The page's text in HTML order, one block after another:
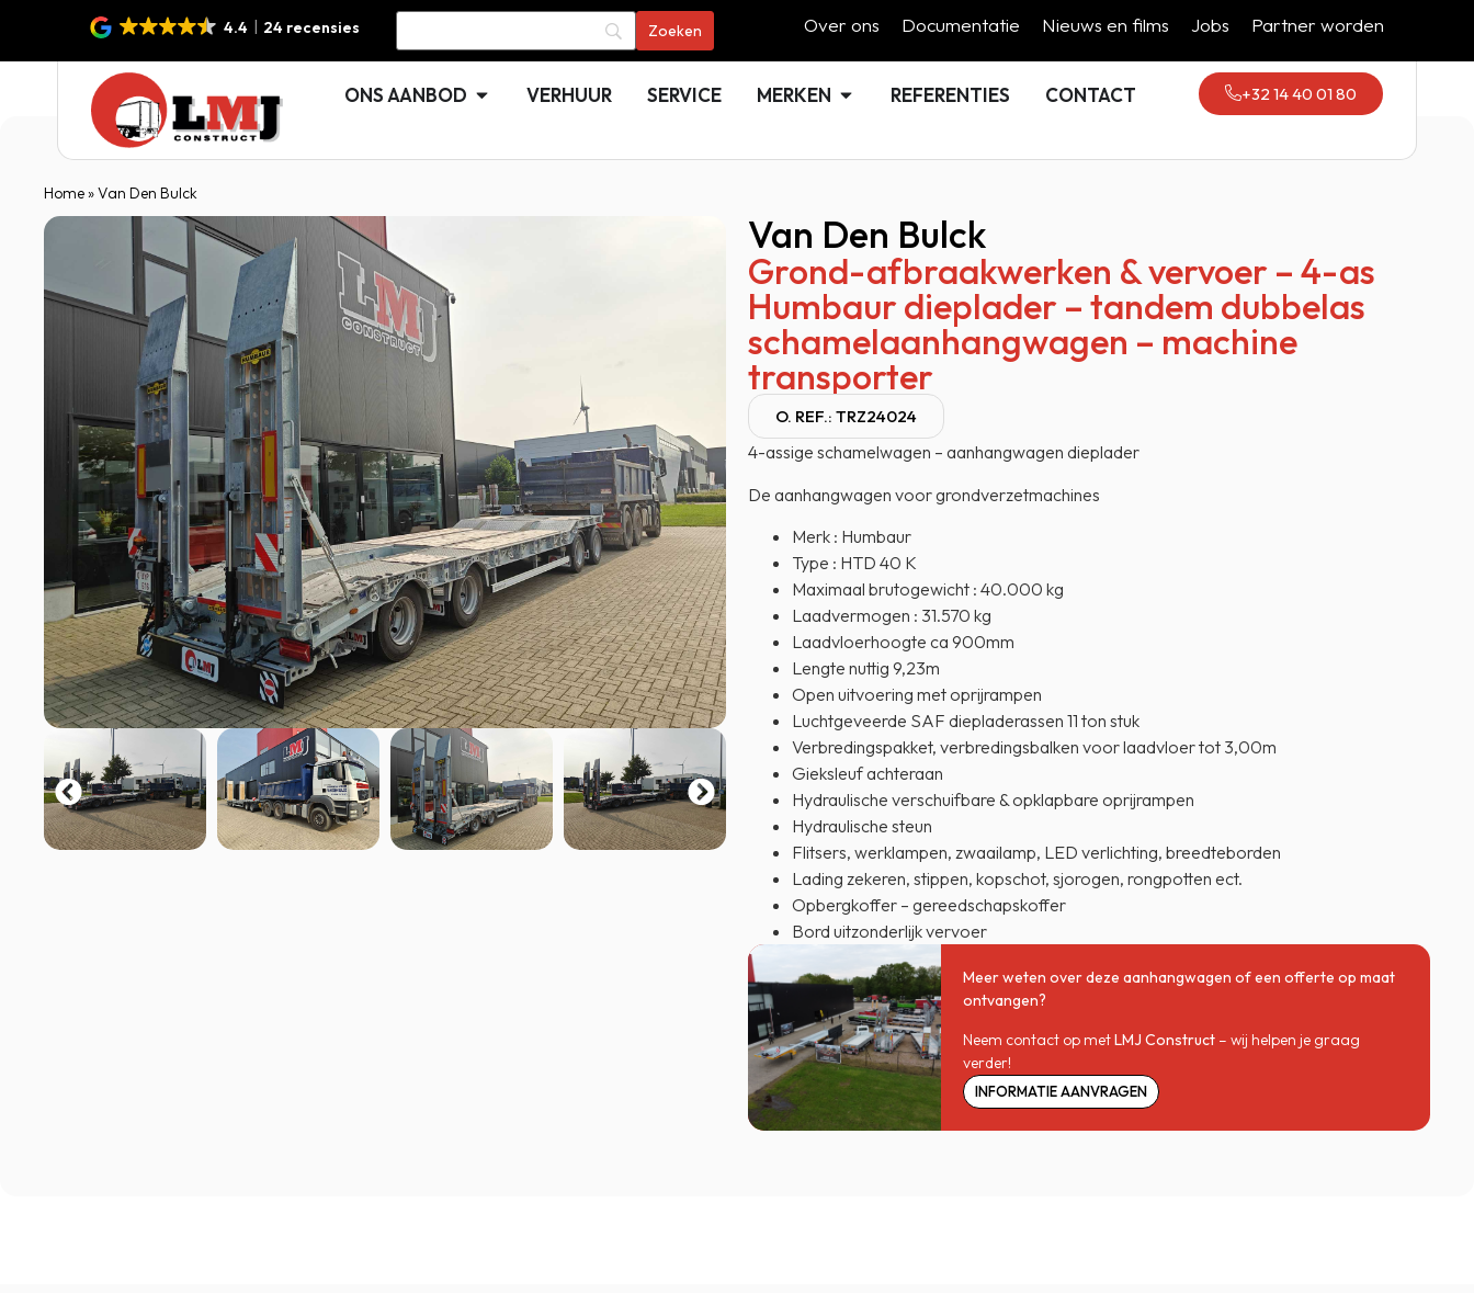
4.4 24 recensies Over ons Documentatie Nieuws en films Jobs Partner worden
ONS AANBOD VERHUUR SERVICE MERKEN REFERENTIES CONTACT +32 14 40 01 80
Home»Van Den Bulck
Van Den Bulck
Grond-afbraakwerken & vervoer – 4-as
Humbaur dieplader – tandem dubbelas
schamelaanhangwagen – machine
transporter
O. REF.: TRZ24024
4-assige schamelwagen – aanhangwagen dieplader
De aanhangwagen voor grondverzetmachines
Merk : Humbaur
Type : HTD 40 K
Maximaal brutogewicht : 40.000 kg
Laadvermogen : 31.570 kg
Laadvloerhoogte ca 900mm
Lengte nuttig 9,23m
Open uitvoering met oprijrampen
Luchtgeveerde SAF diepladerassen 11 ton stuk
Verbredingspakket, verbredingsbalken voor laadvloer tot 3,00m
Gieksleuf achteraan
Hydraulische verschuifbare & opklapbare oprijrampen
Hydraulische steun
Flitsers, werklampen, zwaailamp, LED verlichting, breedteborden
Lading zekeren, stippen, kopschot, sjorogen, rongpotten ect.
Opbergkoffer – gereedschapskoffer
Bord uitzonderlijk vervoer
Meer weten over deze aanhangwagen of een offerte op maat
ontvangen?
Neem contact op metLMJ Construct – wij helpen je graag
verder!
INFORMATIE AANVRAGEN